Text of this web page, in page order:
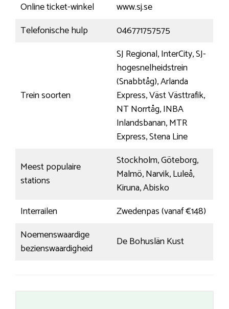
Online ticket-winkel
www.sj.se
Telefonische hulp
046771757575
Trein soorten
SJ Regional, InterCity, SJ-
hogesnelheidstrein
(Snabbtåg), Arlanda
Express, Väst Västtrafik,
NT Norrtåg, INBA
Inlandsbanan, MTR
Express, Stena Line
Meest populaire
stations
Stockholm, Göteborg,
Malmö, Narvik, Luleå,
Kiruna, Abisko
Interrailen
Zwedenpas (vanaf €148)
Noemenswaardige
bezienswaardigheid
De Bohuslän Kust